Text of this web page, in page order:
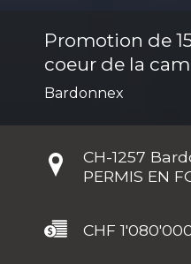
Promotion de
coeur de la
Bardonnex
CH-1257
PERMIS EN
CHF